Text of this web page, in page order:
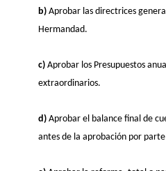
b) Aprobar las directrices
Hermandad.
c) Aprobar los Presupuestos
extraordinarios.
d) Aprobar el balance final de
antes de la aprobación por parte